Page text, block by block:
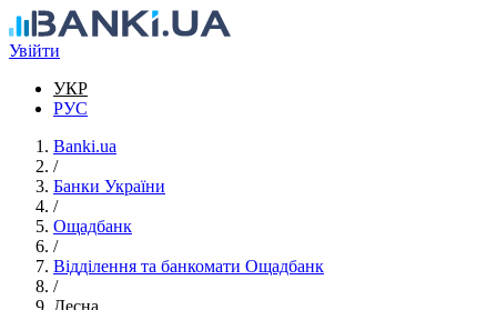
Перейти до основного вмісту
Увійти
УКР
РУС
Banki.ua
/
Банки України
/
Ощадбанк
/
Відділення та банкомати Ощадбанк
/
Десна